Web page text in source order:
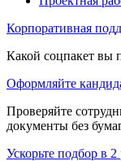
Корпоративная
Какой соцпакет вы
Оформляйте
Проверяйте
документы без
Ускорьте подбор в 2